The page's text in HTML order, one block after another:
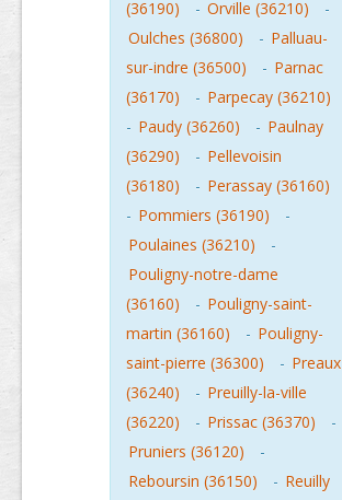
(36190)
- Orville (36210)
-
Oulches (36800)
- Palluau-
sur-indre (36500)
- Parnac
(36170)
- Parpecay (36210)
- Paudy (36260) - Paulnay
(36290)
- Pellevoisin
(36180)
- Perassay (36160)
- Pommiers (36190)
-
Poulaines (36210)
-
Pouligny-notre-dame
(36160)
- Pouligny-saint-
martin (36160)
- Pouligny-
saint-pierre (36300)
- Preaux
(36240)
- Preuilly-la-ville
(36220)
- Prissac (36370)
-
Pruniers (36120)
-
Reboursin (36150)
- Reuilly